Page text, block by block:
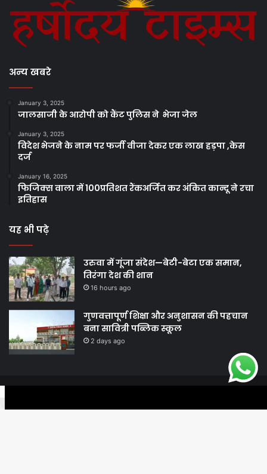
अन्य खबरे
January 3, 2025
जालसाजी के आरोपी को कैंट पुलिस ने भेजा जेल
January 3, 2025
विदेश भेजने के नाम पर फर्जी वीजा देकर एक लाख हड़पा ,केस
दर्ज
January 16, 2025
फिजिक्स वाला में 100प्रतिशत रैंकअर्जित कर अंकित कान्दू ने रचा
इतिहास
यह भी पढ़े
उरुवा में गूंजा संदेश—बेटी-बेटा एक समान,
तिरंगा देश की शान
16 hours ago
गुणवत्तापूर्ण शिक्षा और अनुशासन की पहचान
बना सावित्री पब्लिक स्कूल
2 days ago
Facebook Twitter WhatsApp Telegram Viber